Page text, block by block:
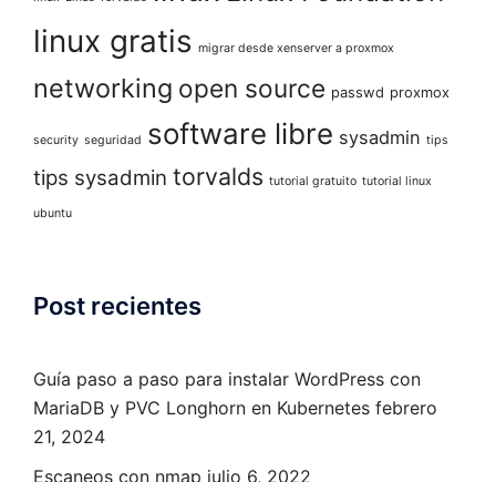
linux gratis migrar desde xenserver a proxmox
networking open source passwd proxmox
security seguridad software libre sysadmin tips
tips sysadmin torvalds tutorial gratuito tutorial linux
ubuntu
Post recientes
Guía paso a paso para instalar WordPress con
MariaDB y PVC Longhorn en Kubernetes febrero
21, 2024
Escaneos con nmap julio 6, 2022